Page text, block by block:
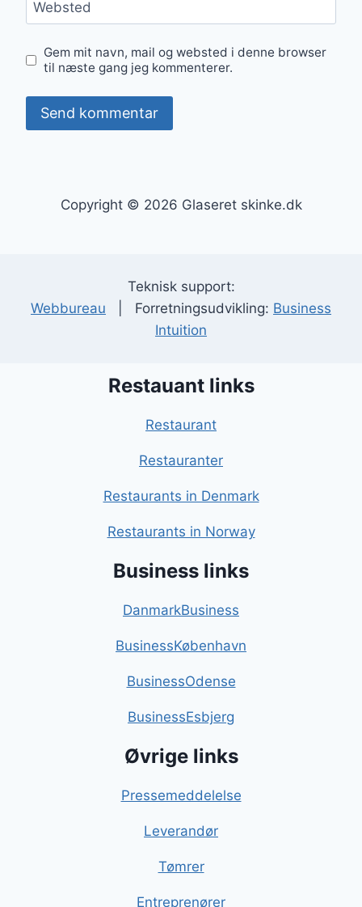
Websted
Gem mit navn, mail og websted i denne browser
til næste gang jeg kommenterer.
Copyright © 2026 Glaseret skinke.dk
Teknisk support:
Webbureau | Forretningsudvikling: Business
Intuition
Restauant links
Restaurant
Restauranter
Restaurants in Denmark
Restaurants in Norway
Business links
DanmarkBusiness
BusinessKøbenhavn
BusinessOdense
BusinessEsbjerg
Øvrige links
Pressemeddelelse
Leverandør
Tømrer
Entreprenører